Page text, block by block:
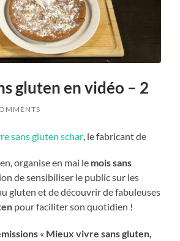
gluten en vidéo – 2
, le fabricant de
organise en mai le mois sans
de sensibiliser le public sur les
gluten et de découvrir de fabuleuses
pour faciliter son quotidien !
« Mieux vivre sans gluten,